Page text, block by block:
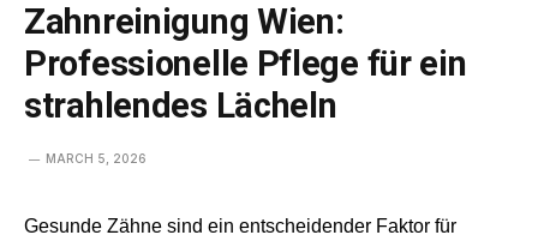
Zahnreinigung Wien:
Professionelle Pflege für ein
strahlendes Lächeln
MARCH 5, 2026
Gesunde Zähne sind ein entscheidender Faktor für